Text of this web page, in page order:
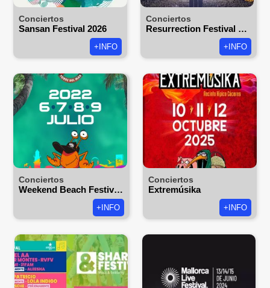
Conciertos
Sansan Festival 2026
+INFO
Conciertos
Resurrection Festival 2026
+INFO
Conciertos
Weekend Beach Festival 2026
+INFO
Conciertos
Extremúsika
+INFO